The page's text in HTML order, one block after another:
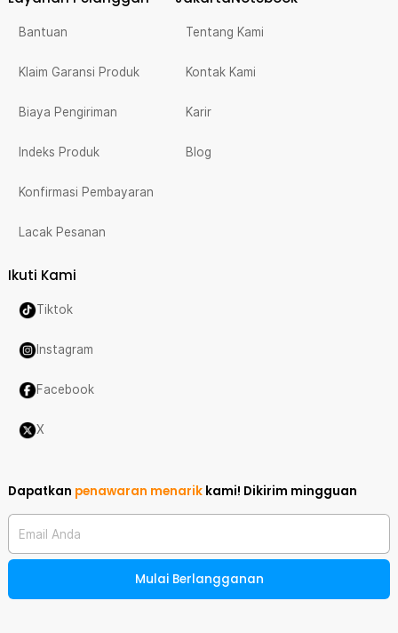
Bantuan
Klaim Garansi Produk
Biaya Pengiriman
Indeks Produk
Konfirmasi Pembayaran
Lacak Pesanan
Tentang Kami
Kontak Kami
Karir
Blog
Ikuti Kami
Tiktok
Instagram
Facebook
X
Dapatkan penawaran menarik kami! Dikirim mingguan
Email Anda
Mulai Berlangganan